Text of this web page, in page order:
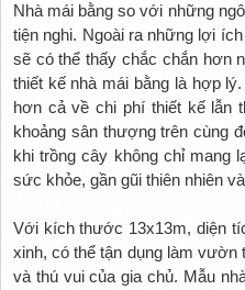
Nhà mái bằng so với những
tiện nghi. Ngoài ra những lợi
sẽ có thể thấy chắc chắn hơn
thiết kế nhà mái bằng là hợp
hơn cả về chi phí thiết kế lẫn
khoảng sân thượng trên cùng
khi trồng cây không chỉ mang
sức khỏe, gần gũi thiên nhiên
Với kích thước 13x13m, diện
xinh, có thể tận dụng làm
và thú vui của gia chủ. Mẫu